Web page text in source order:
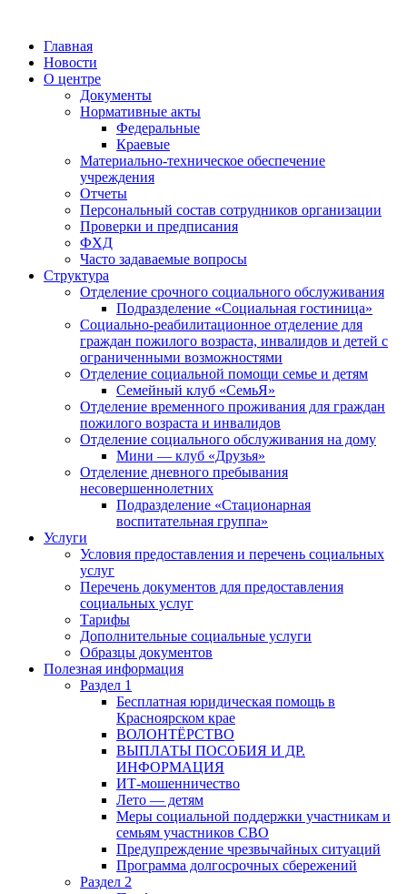
Главная
Новости
О центре
Документы
Нормативные акты
Федеральные
Краевые
Материально-техническое обеспечение
учреждения
Отчеты
Персональный состав сотрудников организации
Проверки и предписания
ФХД
Часто задаваемые вопросы
Структура
Отделение срочного социального обслуживания
Подразделение «Социальная гостиница»
Социально-реабилитационное отделение для
граждан пожилого возраста, инвалидов и детей с
ограниченными возможностями
Отделение социальной помощи семье и детям
Семейный клуб «СемьЯ»
Отделение временного проживания для граждан
пожилого возраста и инвалидов
Отделение социального обслуживания на дому
Мини — клуб «Друзья»
Отделение дневного пребывания
несовершеннолетних
Подразделение «Стационарная
воспитательная группа»
Услуги
Условия предоставления и перечень социальных
услуг
Перечень документов для предоставления
социальных услуг
Тарифы
Дополнительные социальные услуги
Образцы документов
Полезная информация
Раздел 1
Бесплатная юридическая помощь в
Красноярском крае
ВОЛОНТЁРСТВО
ВЫПЛАТЫ ПОСОБИЯ И ДР.
ИНФОРМАЦИЯ
ИТ-мошенничество
Лето — детям
Меры социальной поддержки участникам и
семьям участников СВО
Предупреждение чрезвычайных ситуаций
Программа долгосрочных сбережений
Раздел 2